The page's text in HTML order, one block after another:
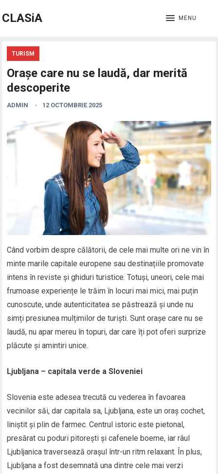
CLASiA MENU
TURISM
Orașe care nu se laudă, dar merită
descoperite
ADMIN 12 OCTOMBRIE 2025
Când vorbim despre călătorii, de cele mai multe ori ne vin în
minte marile capitale europene sau destinațiile promovate
intens în reviste și ghiduri turistice. Totuși, uneori, cele mai
frumoase experiențe le trăim în locuri mai mici, mai puțin
cunoscute, unde autenticitatea se păstrează și unde nu
simți presiunea mulțimilor de turiști. Sunt orașe care nu se
laudă, nu apar mereu în topuri, dar care îți pot oferi surprize
plăcute și amintiri unice.
Ljubljana – capitala verde a Sloveniei
Slovenia este adesea trecută cu vederea în favoarea
vecinilor săi, dar capitala sa, Ljubljana, este un oraș cochet,
liniștit și plin de farmec. Centrul istoric este pietonal,
presărat cu poduri pitorești și cafenele boeme, iar râul
Ljubljanica traversează orașul într-un ritm relaxant. În plus,
Ljubljana a fost desemnată una dintre cele mai verzi